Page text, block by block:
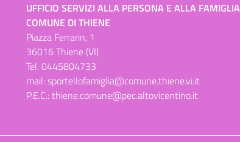
UFFICIO SERVIZI ALLA PERSONA E ALLA FAMIGLIA
COMUNE DI THIENE
Piazza Ferrarin, 1
36016 Thiene (VI)
Tel.0445804733
mail:sportellofamiglia@comune.thiene.vi.it
P.E.C.:thiene.comune@pec.altovicentino.it